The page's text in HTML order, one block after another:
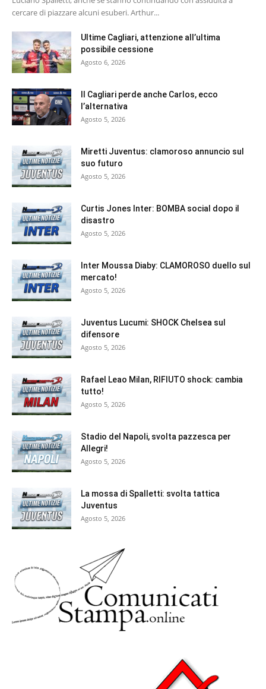
cercare di piazzare alcuni esuberi. Arthur...
Ultime Cagliari, attenzione all’ultima
possibile cessione
Agosto 6, 2026
Il Cagliari perde anche Carlos, ecco
l’alternativa
Agosto 5, 2026
Miretti Juventus: clamoroso annuncio sul
suo futuro
Agosto 5, 2026
Curtis Jones Inter: BOMBA social dopo il
disastro
Agosto 5, 2026
Inter Moussa Diaby: CLAMOROSO duello sul
mercato!
Agosto 5, 2026
Juventus Lucumi: SHOCK Chelsea sul
difensore
Agosto 5, 2026
Rafael Leao Milan, RIFIUTO shock: cambia
tutto!
Agosto 5, 2026
Stadio del Napoli, svolta pazzesca per
Allegri!
Agosto 5, 2026
La mossa di Spalletti: svolta tattica
Juventus
Agosto 5, 2026